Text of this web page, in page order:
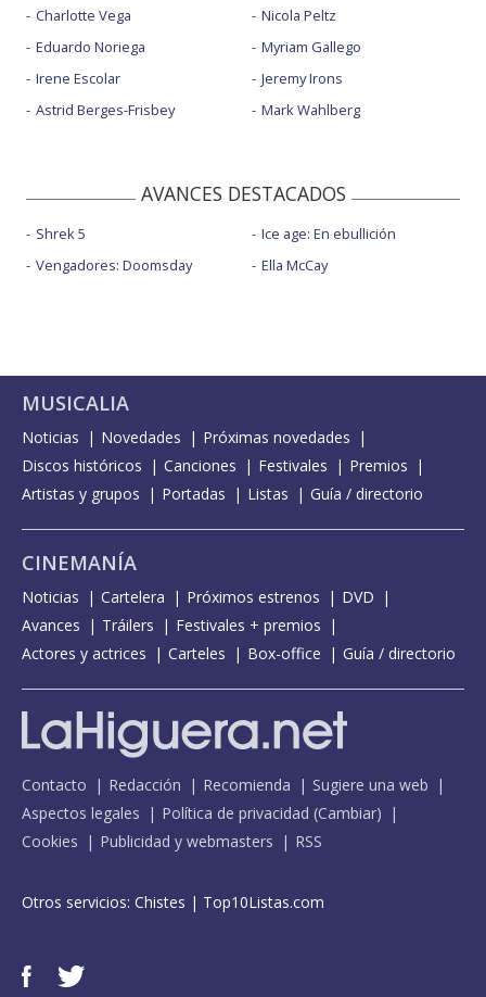
Charlotte Vega
Eduardo Noriega
Irene Escolar
Astrid Berges-Frisbey
Nicola Peltz
Myriam Gallego
Jeremy Irons
Mark Wahlberg
AVANCES DESTACADOS
Shrek 5
Vengadores: Doomsday
Ice age: En ebullición
Ella McCay
MUSICALIA
Noticias Novedades
Próximas novedades
Discos históricos
Canciones Festivales
Premios
Artistas y grupos
Portadas Listas Guía / directorio
CINEMANÍA
Noticias Cartelera Próximos estrenos
DVD
Avances
Tráilers
Festivales + premios
Actores y actrices
Carteles Box-office Guía / directorio
Contacto Redacción Recomienda
Sugiere una web
Aspectos legales
Política de privacidad (Cambiar)
Cookies
Publicidad y webmasters RSS
Otros servicios: Chistes | Top10Listas.com